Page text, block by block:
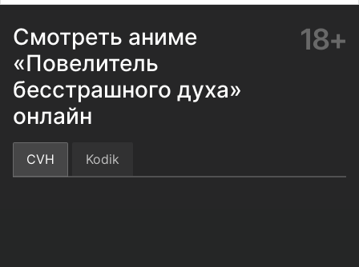
Смотреть аниме
«Повелитель
бесстрашного духа»
онлайн
18+
CVH Kodik